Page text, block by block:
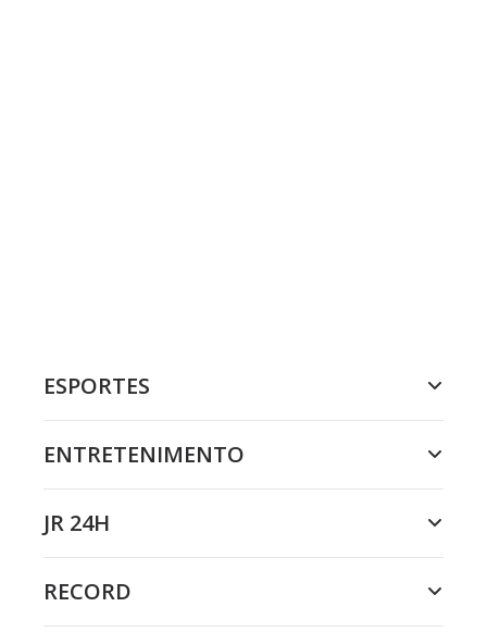
ESPORTES
ENTRETENIMENTO
JR 24H
RECORD